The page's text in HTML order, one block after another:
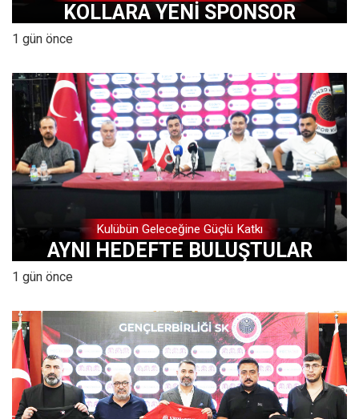
KOLLARA YENİ SPONSOR
1 gün önce
Kulübün Geleceğine Güçlü Katkı
AYNI HEDEFTE BULUŞTULAR
1 gün önce